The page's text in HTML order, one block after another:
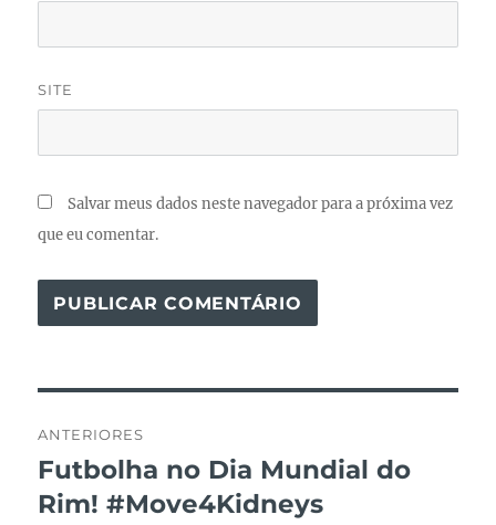
SITE
Salvar meus dados neste navegador para a próxima vez
que eu comentar.
de
Post
ANTERIORES
Post
anterior:
Futbolha no Dia Mundial do
Rim! #Move4Kidneys